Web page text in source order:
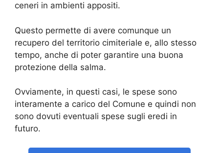
ceneri in ambienti appositi.
Questo permette di avere comunque un
recupero del territorio cimiteriale e, allo stesso
tempo, anche di poter garantire una buona
protezione della salma.
Ovviamente, in questi casi, le spese sono
interamente a carico del Comune e quindi non
sono dovuti eventuali spese sugli eredi in
futuro.